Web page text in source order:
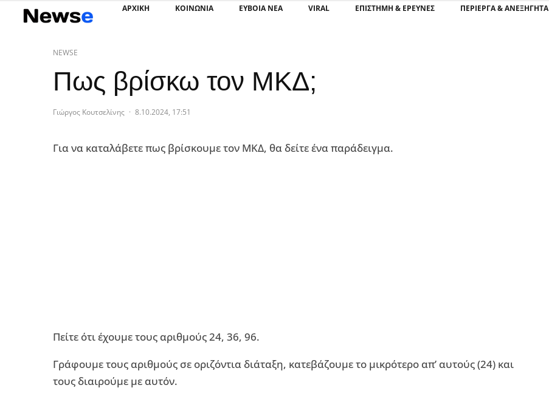
ΑΡΧΙΚΗ ΚΟΙΝΩΝΙΑ ΕΥΒΟΙΑ ΝΕΑ VIRAL ΕΠΙΣΤΉΜΗ & ΈΡΕΥΝΕΣ ΠΕΡΊΕΡΓΑ & ΑΝΕΞΉΓΗΤΑ
NEWSE
Πως βρίσκω τον ΜΚΔ;
Γιώργος Κουτσελίνης · 8.10.2024, 17:51
Για να καταλάβετε πως βρίσκουμε τον ΜΚΔ, θα δείτε ένα παράδειγμα.
Πείτε ότι έχουμε τους αριθμούς 24, 36, 96.
Γράφουμε τους αριθμούς σε οριζόντια διάταξη, κατεβάζουμε το μικρότερο απ’ αυτούς (24) και
τους διαιρούμε με αυτόν.